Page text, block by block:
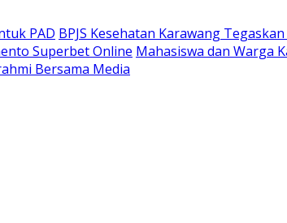
PAD BPJS Kesehatan Karawang
Superbet Online Mahasiswa dan Warga
Bersama Media